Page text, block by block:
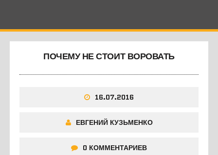
ПОЧЕМУ НЕ СТОИТ ВОРОВАТЬ
16.07.2016
ЕВГЕНИЙ КУЗЬМЕНКО
0 КОММЕНТАРИЕВ